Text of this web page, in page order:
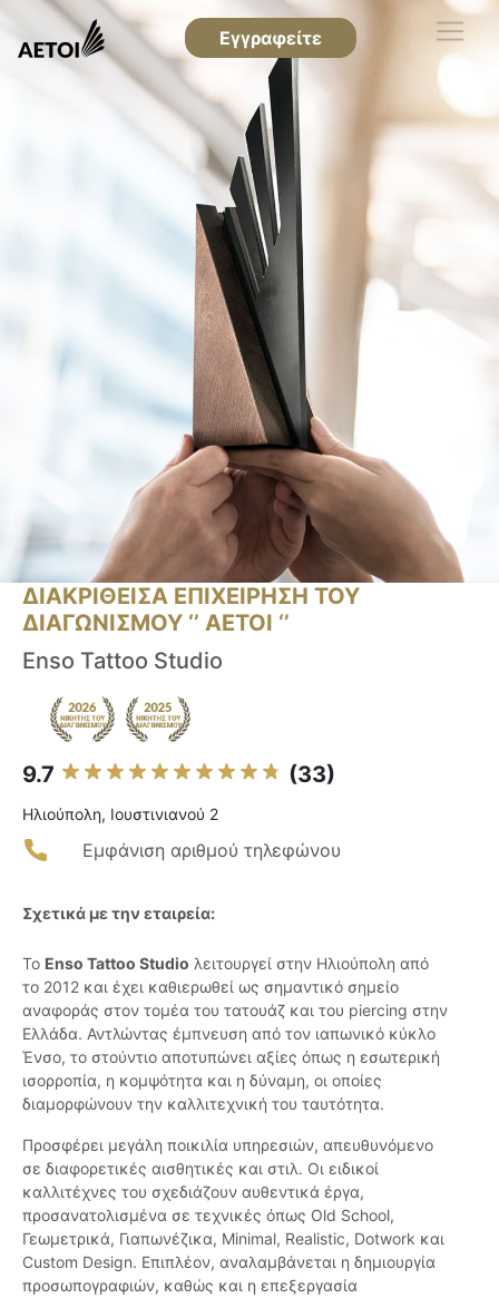
Εγγραφείτε
ΔΙΑΚΡΙΘΕΙΣΑ ΕΠΙΧΕΙΡΗΣΗ ΤΟΥ
ΔΙΑΓΩΝΙΣΜΟΥ ‘’ ΑΕΤΟΙ ‘’
Enso Tattoo Studio
9.7 (33)
Ηλιούπολη, Ιουστινιανού 2
Εμφάνιση αριθμού τηλεφώνου
Σχετικά με την εταιρεία:
Το Enso Tattoo Studio λειτουργεί στην Ηλιούπολη από
το 2012 και έχει καθιερωθεί ως σημαντικό σημείο
αναφοράς στον τομέα του τατουάζ και του piercing στην
Ελλάδα. Αντλώντας έμπνευση από τον ιαπωνικό κύκλο
Ένσο, το στούντιο αποτυπώνει αξίες όπως η εσωτερική
ισορροπία, η κομψότητα και η δύναμη, οι οποίες
διαμορφώνουν την καλλιτεχνική του ταυτότητα.
Προσφέρει μεγάλη ποικιλία υπηρεσιών, απευθυνόμενο
σε διαφορετικές αισθητικές και στιλ. Οι ειδικοί
καλλιτέχνες του σχεδιάζουν αυθεντικά έργα,
προσανατολισμένα σε τεχνικές όπως Old School,
Γεωμετρικά, Γιαπωνέζικα, Minimal, Realistic, Dotwork και
Custom Design. Επιπλέον, αναλαμβάνεται η δημιουργία
προσωπογραφιών, καθώς και η επεξεργασία